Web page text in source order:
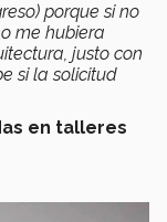
porque si no
me hubiera
justo con
si la solicitud
en talleres